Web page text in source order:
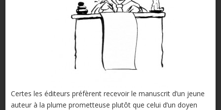
Certes les éditeurs préfèrent recevoir le manuscrit d’un jeune
auteur à la plume prometteuse plutôt que celui d’un doyen